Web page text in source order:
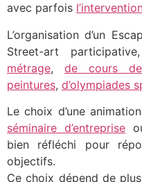
avec parfois
L’organisation d’un
Street-art
métrage, de cours
peintures, d’olympiades
Le choix d’une
séminaire d’entreprise
bien réfléchi pour
objectifs.
Ce choix dépend de